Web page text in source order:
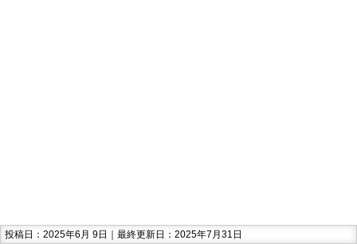
投稿日：2025年6月 9日｜最終更新日：2025年7月31日